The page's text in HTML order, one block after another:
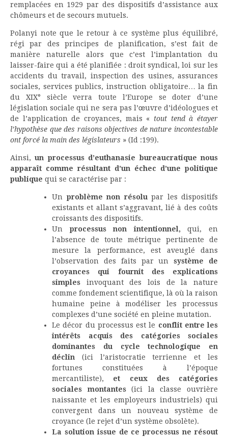
remplacées en 1929 par des dispositifs d’assistance aux
chômeurs et de secours mutuels.
Polanyi note que le retour à ce système plus équilibré,
régi par des principes de planification, s’est fait de
manière naturelle alors que c’est l’implantation du
laisser-faire qui a été planifiée : droit syndical, loi sur les
accidents du travail, inspection des usines, assurances
sociales, services publics, instruction obligatoire… la fin
du XIX° siècle verra toute l’Europe se doter d’une
législation sociale qui ne sera pas l’œuvre d’idéologues et
de l’application de croyances, mais « tout tend à étayer
l’hypothèse que des raisons objectives de nature incontestable
ont forcé la main des législateurs » (Id :199).
Ainsi,un processus d’euthanasie bureaucratique nous
apparaît comme résultant d’un échec d’une politique
publique qui se caractérise par :
Un problème non résolu par les dispositifs
existants et allant s’aggravant, lié à des coûts
croissants des dispositifs.
Un processus non intentionnel, qui, en
l’absence de toute métrique pertinente de
mesure la performance, est aveuglé dans
l’observation des faits par unsystème de
croyances qui fournit des explications
simples invoquant des lois de la nature
comme fondement scientifique, là où la raison
humaine peine à modéliser les processus
complexes d’une société en pleine mutation.
Le décor du processus est le conflit entre les
intérêts acquis des catégories sociales
dominantes du cycle technologique en
déclin (ici l’aristocratie terrienne et les
fortunes constituées à l’époque
mercantiliste), et ceux des catégories
sociales montantes(ici la classe ouvrière
naissante et les employeurs industriels) qui
convergent dans un nouveau système de
croyance (le rejet d’un système obsolète).
La solution issue de ce processus ne résout